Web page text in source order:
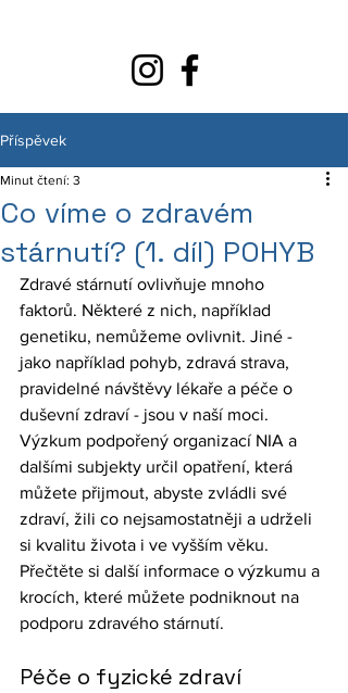
Příspěvek
Co víme o zdravém
stárnutí? (1. díl) POHYB
Minut čtení: 3
Zdravé stárnutí ovlivňuje mnoho
faktorů. Některé z nich, například
genetiku, nemůžeme ovlivnit. Jiné -
jako například pohyb, zdravá strava,
pravidelné návštěvy lékaře a péče o
duševní zdraví - jsou v naší moci.
Výzkum podpořený organizací NIA a
dalšími subjekty určil opatření, která
můžete přijmout, abyste zvládli své
zdraví, žili co nejsamostatněji a udrželi
si kvalitu života i ve vyšším věku.
Přečtěte si další informace o výzkumu a
krocích, které můžete podniknout na
podporu zdravého stárnutí.
Péče o fyzické zdraví